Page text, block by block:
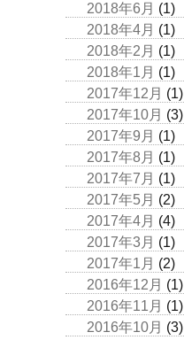
2018年6月 (1)
2018年4月 (1)
2018年2月 (1)
2018年1月 (1)
2017年12月 (1)
2017年10月 (3)
2017年9月 (1)
2017年8月 (1)
2017年7月 (1)
2017年5月 (2)
2017年4月 (4)
2017年3月 (1)
2017年1月 (2)
2016年12月 (1)
2016年11月 (1)
2016年10月 (3)